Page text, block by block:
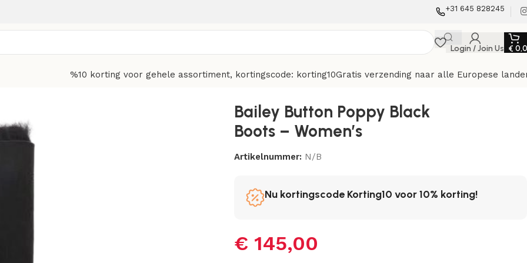
+31 645 828245
Login / Join Us €
%10 korting voor gehele assortiment, kortingscode: korting10Gratis verzending naar alle Europese
Bailey Button Poppy Black
Boots – Women’s
Artikelnummer: N/B
Nu kortingscode Korting10 voor 10% korting!
€ 145,00